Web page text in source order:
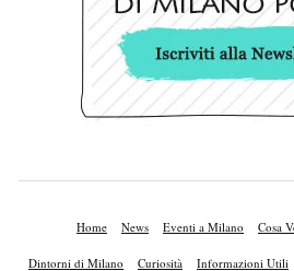
Home News Eventi a Milano Cosa
Dintorni di Milano Curiosità Informazioni Utili